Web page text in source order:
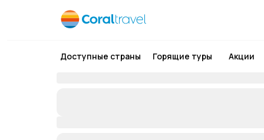
Доступные страны Горящие туры Акции